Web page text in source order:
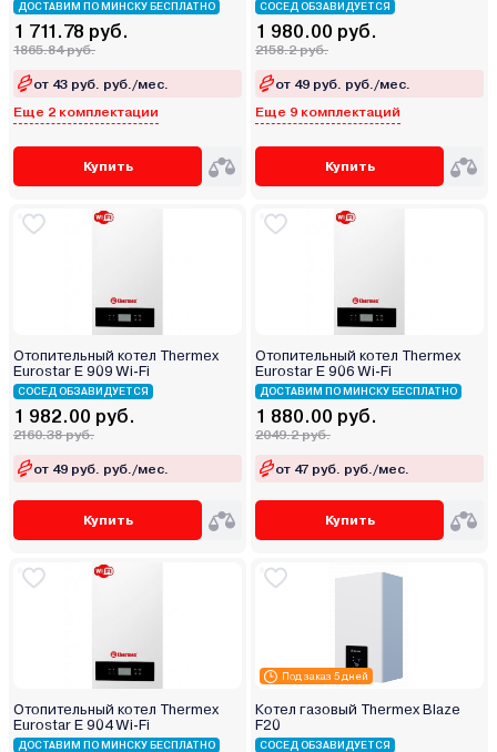
ДОСТАВИМ ПО МИНСКУ БЕСПЛАТНО
1 711.78 руб.
1865.84 руб.
от 43 руб. руб./мес.
Еще 2 комплектации
Купить
СОСЕД ОБЗАВИДУЕТСЯ
1 980.00 руб.
2158.2 руб.
от 49 руб. руб./мес.
Еще 9 комплектаций
Купить
Отопительный котел Thermex
Eurostar E 909 Wi-Fi
СОСЕД ОБЗАВИДУЕТСЯ
1 982.00 руб.
2160.38 руб.
от 49 руб. руб./мес.
Купить
Отопительный котел Thermex
Eurostar E 906 Wi-Fi
ДОСТАВИМ ПО МИНСКУ БЕСПЛАТНО
1 880.00 руб.
2049.2 руб.
от 47 руб. руб./мес.
Купить
Отопительный котел Thermex
Eurostar E 904 Wi-Fi
ДОСТАВИМ ПО МИНСКУ БЕСПЛАТНО
Под заказ 5 дней
Котел газовый Thermex Blaze
F20
СОСЕД ОБЗАВИДУЕТСЯ